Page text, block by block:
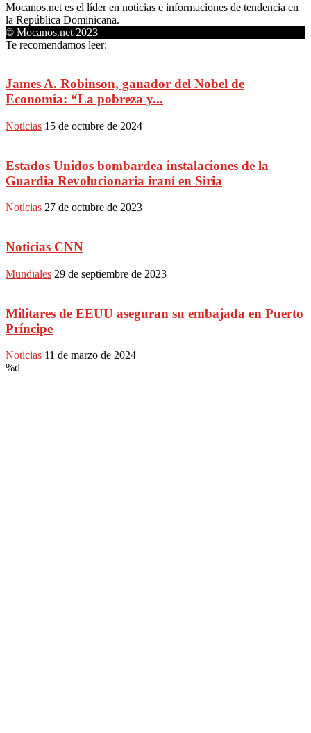
Mocanos.net es el líder en noticias e informaciones de tendencia en
la República Dominicana.
© Mocanos.net 2023
Te recomendamos leer:
James A. Robinson, ganador del Nobel de
Economía: “La pobreza y...
Noticias 15 de octubre de 2024
Estados Unidos bombardea instalaciones de la
Guardia Revolucionaria iraní en Siria
Noticias 27 de octubre de 2023
Noticias CNN
Mundiales 29 de septiembre de 2023
Militares de EEUU aseguran su embajada en Puerto
Príncipe
Noticias 11 de marzo de 2024
%d